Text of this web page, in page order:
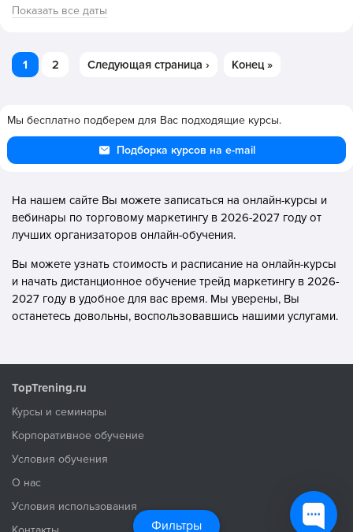
Фильтры
Показать все даты
1 2 Следующая страница › Конец »
Мы бесплатно подберем для Вас подходящие курсы.
Подборка курсов на e-mail
На нашем сайте Вы можете записаться на онлайн-курсы и
вебинары по торговому маркетингу в 2026-2027 году от
лучших организаторов онлайн-обучения.
Вы можете узнать стоимость и расписание на онлайн-курсы
и начать дистанционное обучение трейд маркетингу в 2026-
2027 году в удобное для вас время. Мы уверены, Вы
останетесь довольны, воспользовавшись нашими услугами.
TopTrening.ru
Курсы и семинары
Корпоративное обучение
Условия обучения
О нас
Условия использования